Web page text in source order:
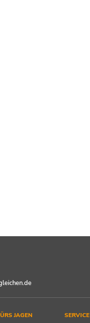
JAGEN SERVICE